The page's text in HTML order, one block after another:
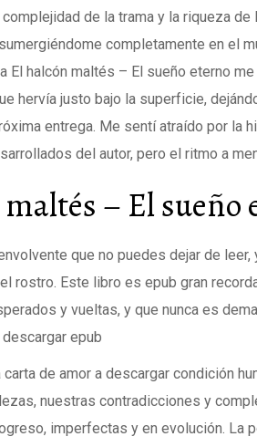
complejidad de la trama y la riqueza
completamente en el
El halcón maltés – El sueño eterno
hervía justo bajo la superficie,
entrega. Me sentí atraído por la
del autor, pero el ritmo a
– El sueño
que no puedes dejar de
rostro. Este libro es epub gran
y vueltas, y que nunca es
epub
carta de amor a descargar condición
nuestras contradicciones y
imperfectas y en evolución. La